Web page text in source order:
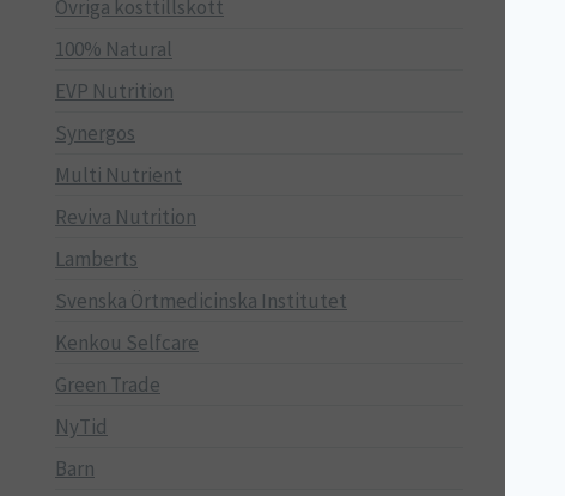
Övriga kosttillskott
100% Natural
EVP Nutrition
Synergos
Multi Nutrient
Reviva Nutrition
Lamberts
Svenska Örtmedicinska Institutet
Kenkou Selfcare
Green Trade
NyTid
Barn